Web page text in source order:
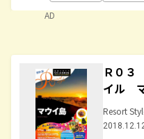
AD
Ｒ０
イル
Resort